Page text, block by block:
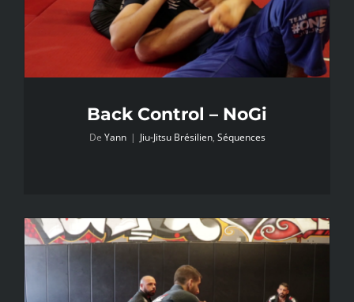
Back Control – NoGi
De Yann | Jiu-Jitsu Brésilien, Séquences